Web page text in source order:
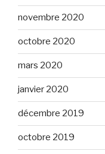
novembre 2020
octobre 2020
mars 2020
janvier 2020
décembre 2019
octobre 2019